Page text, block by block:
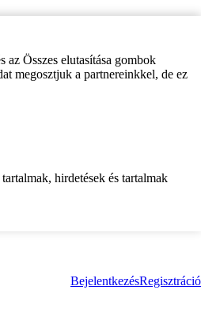
az Összes elutasítása gombok
megosztjuk a partnereinkkel, de ez
hirdetések és tartalmak
BejelentkezésRegisztráció